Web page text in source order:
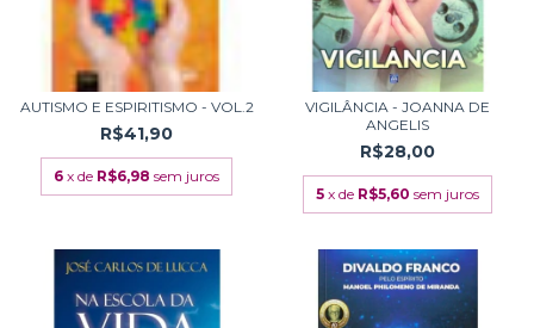
AUTISMO E ESPIRITISMO - VOL.2
R$41,90
6 x de R$6,98 sem juros
VIGILÂNCIA - JOANNA DE
ANGELIS
R$28,00
5 x de R$5,60 sem juros